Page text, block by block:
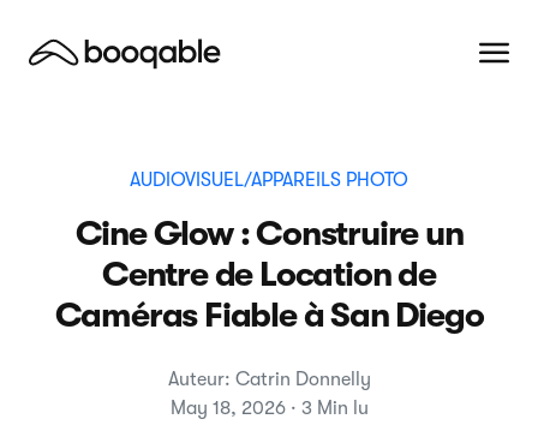
AUDIOVISUEL/APPAREILS PHOTO
Cine Glow : Construire un
Centre de Location de
Caméras Fiable à San Diego
Auteur: Catrin Donnelly
May 18, 2026 · 3 Min lu